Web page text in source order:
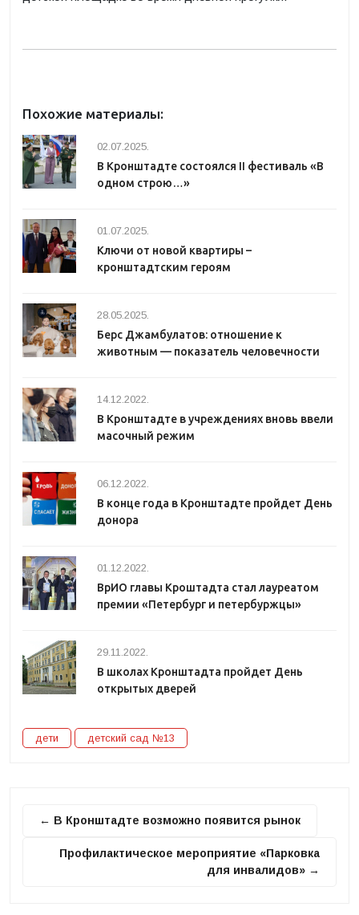
Похожие материалы:
02.07.2025.
В Кронштадте состоялся II фестиваль «В
одном строю…»
01.07.2025.
Ключи от новой квартиры –
кронштадтским героям
28.05.2025.
Берс Джамбулатов: отношение к
животным — показатель человечности
14.12.2022.
В Кронштадте в учреждениях вновь ввели
масочный режим
06.12.2022.
В конце года в Кронштадте пройдет День
донора
01.12.2022.
ВрИО главы Кроштадта стал лауреатом
премии «Петербург и петербуржцы»
29.11.2022.
В школах Кронштадта пройдет День
открытых дверей
дети детский сад №13
← В Кронштадте возможно появится рынок
Профилактическое мероприятие «Парковка
для инвалидов» →